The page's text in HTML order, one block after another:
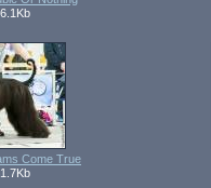
Come True